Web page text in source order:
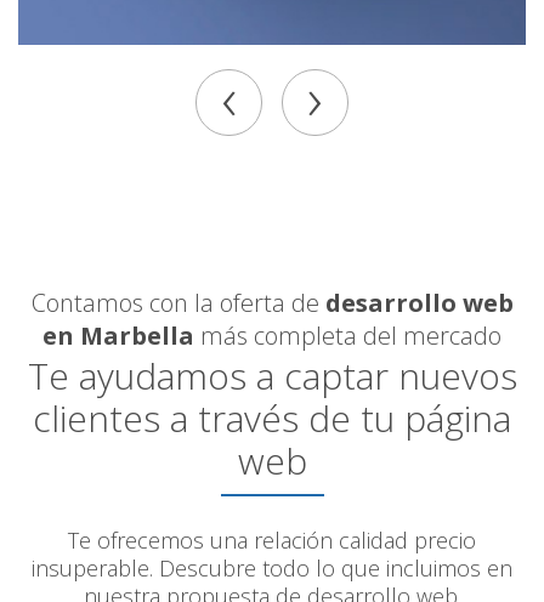
‹ ›
Contamos con la oferta de desarrollo web
en Marbella más completa del mercado
Te ayudamos a captar nuevos
clientes a través de tu página
web
Te ofrecemos una relación calidad precio
insuperable. Descubre todo lo que incluimos en